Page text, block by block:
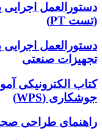
دستورالعمل
(تست PT)
دستورالعمل
تجهیزات صنعتی
کتاب الکترونیکی
جوشکاری (WPS)
راهنمای طراحی